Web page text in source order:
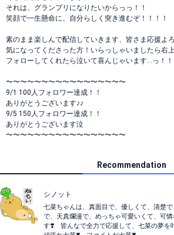
それは、グランプリになりたいからっっ！！
笑顔で一生懸命に、自分らしく突き進むぞ！！！！
素のまま楽しんで配信していきます、皆さま応援よ
気になってくださった方！いらっしゃいましたら右
フォローしてくれたら泣いて喜んじゃいます…っ！！
〜〜〜〜〜〜〜〜〜〜〜〜〜〜〜〜〜
9/1 100人フォロワー達成！！
ありがとうございます♪♪
9/5 150人フォロワー達成！！
ありがとうございます泣
〜〜〜〜〜〜〜〜〜〜〜〜〜〜〜〜〜
Recommendation
シノット
七菜ちゃんは、真面目で、優しくて、清楚
で、天真爛漫で、めっちゃ可愛いくて、可
す❣️ 皆んなで全力で応援して、七菜の夢を